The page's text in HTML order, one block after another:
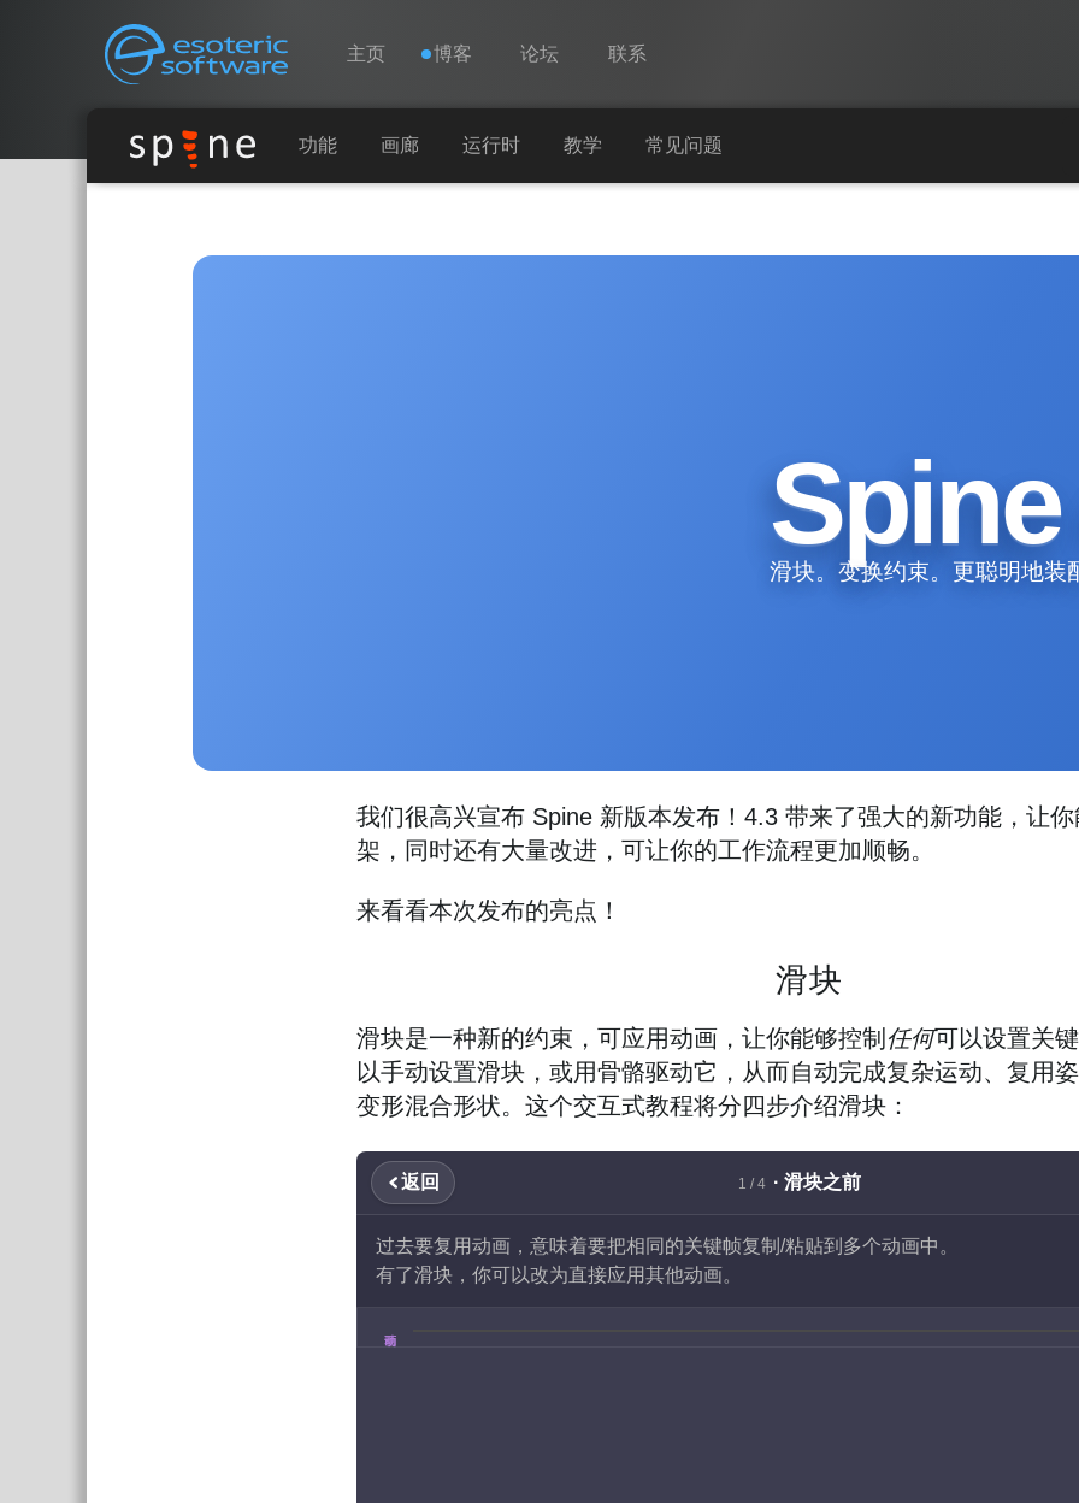
Esoteric Software
Navigation
主页 博客 论坛 联系
Spine
功能 画廊 运行时 教学 常见问题
Spine
滑块。变换约束。更聪明地装
我们很高兴宣布 Spine 新版本发布！4.3 带来了强大的新功能，让
架，同时还有大量改进，可让你的工作流程更加顺畅。
来看看本次发布的亮点！
滑块
滑块是一种新的约束，可应用动画，让你能够控制 任何可以设置关
以手动设置滑块，或用骨骼驱动它，从而自动完成复杂运动、复用
变形混合形状。这个交互式教程将分四步介绍滑块：
返回 1 / 4 · 滑块之前
过去要复用动画，意味着要把相同的关键帧复制/粘贴到多个动画中。
有了滑块，你可以改为直接应用其他动画。